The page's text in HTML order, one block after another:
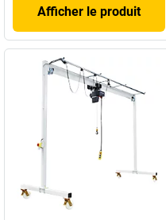
Afficher le produit